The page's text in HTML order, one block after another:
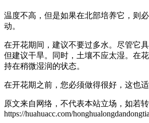
温度不高，但是如果在北部培养它，则
动。
在开花期间，建议不要过多水。尽管它
但建议干旱。同时，土壤不应太湿。在
持在稍微湿润的状态。
在开花期之前，您必须做得很好，这也适
原文来自网络，不代表本站立场，如若
https://huahuacc.com/